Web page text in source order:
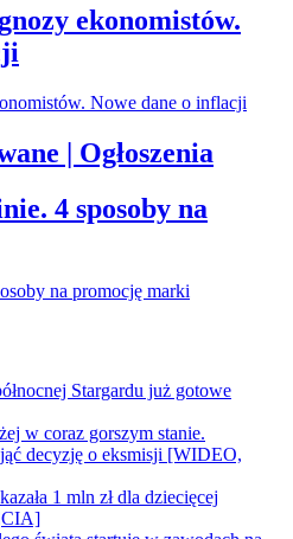
ekonomistów.
| Ogłoszenia
4 sposoby na
Stargardu już gotowe
w coraz gorszym stanie.
decyzję o eksmisji [WIDEO,
1 mln zł dla dziecięcej